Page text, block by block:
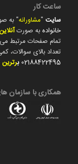
ساعت کار
سایت"مشاورانه" به صورت 24 ساعته
خانوادهبه صورت
تمام صفحات مرتبط می
تعداد بالای سوالات،
02188422495 برترین
همکاری با سازمان